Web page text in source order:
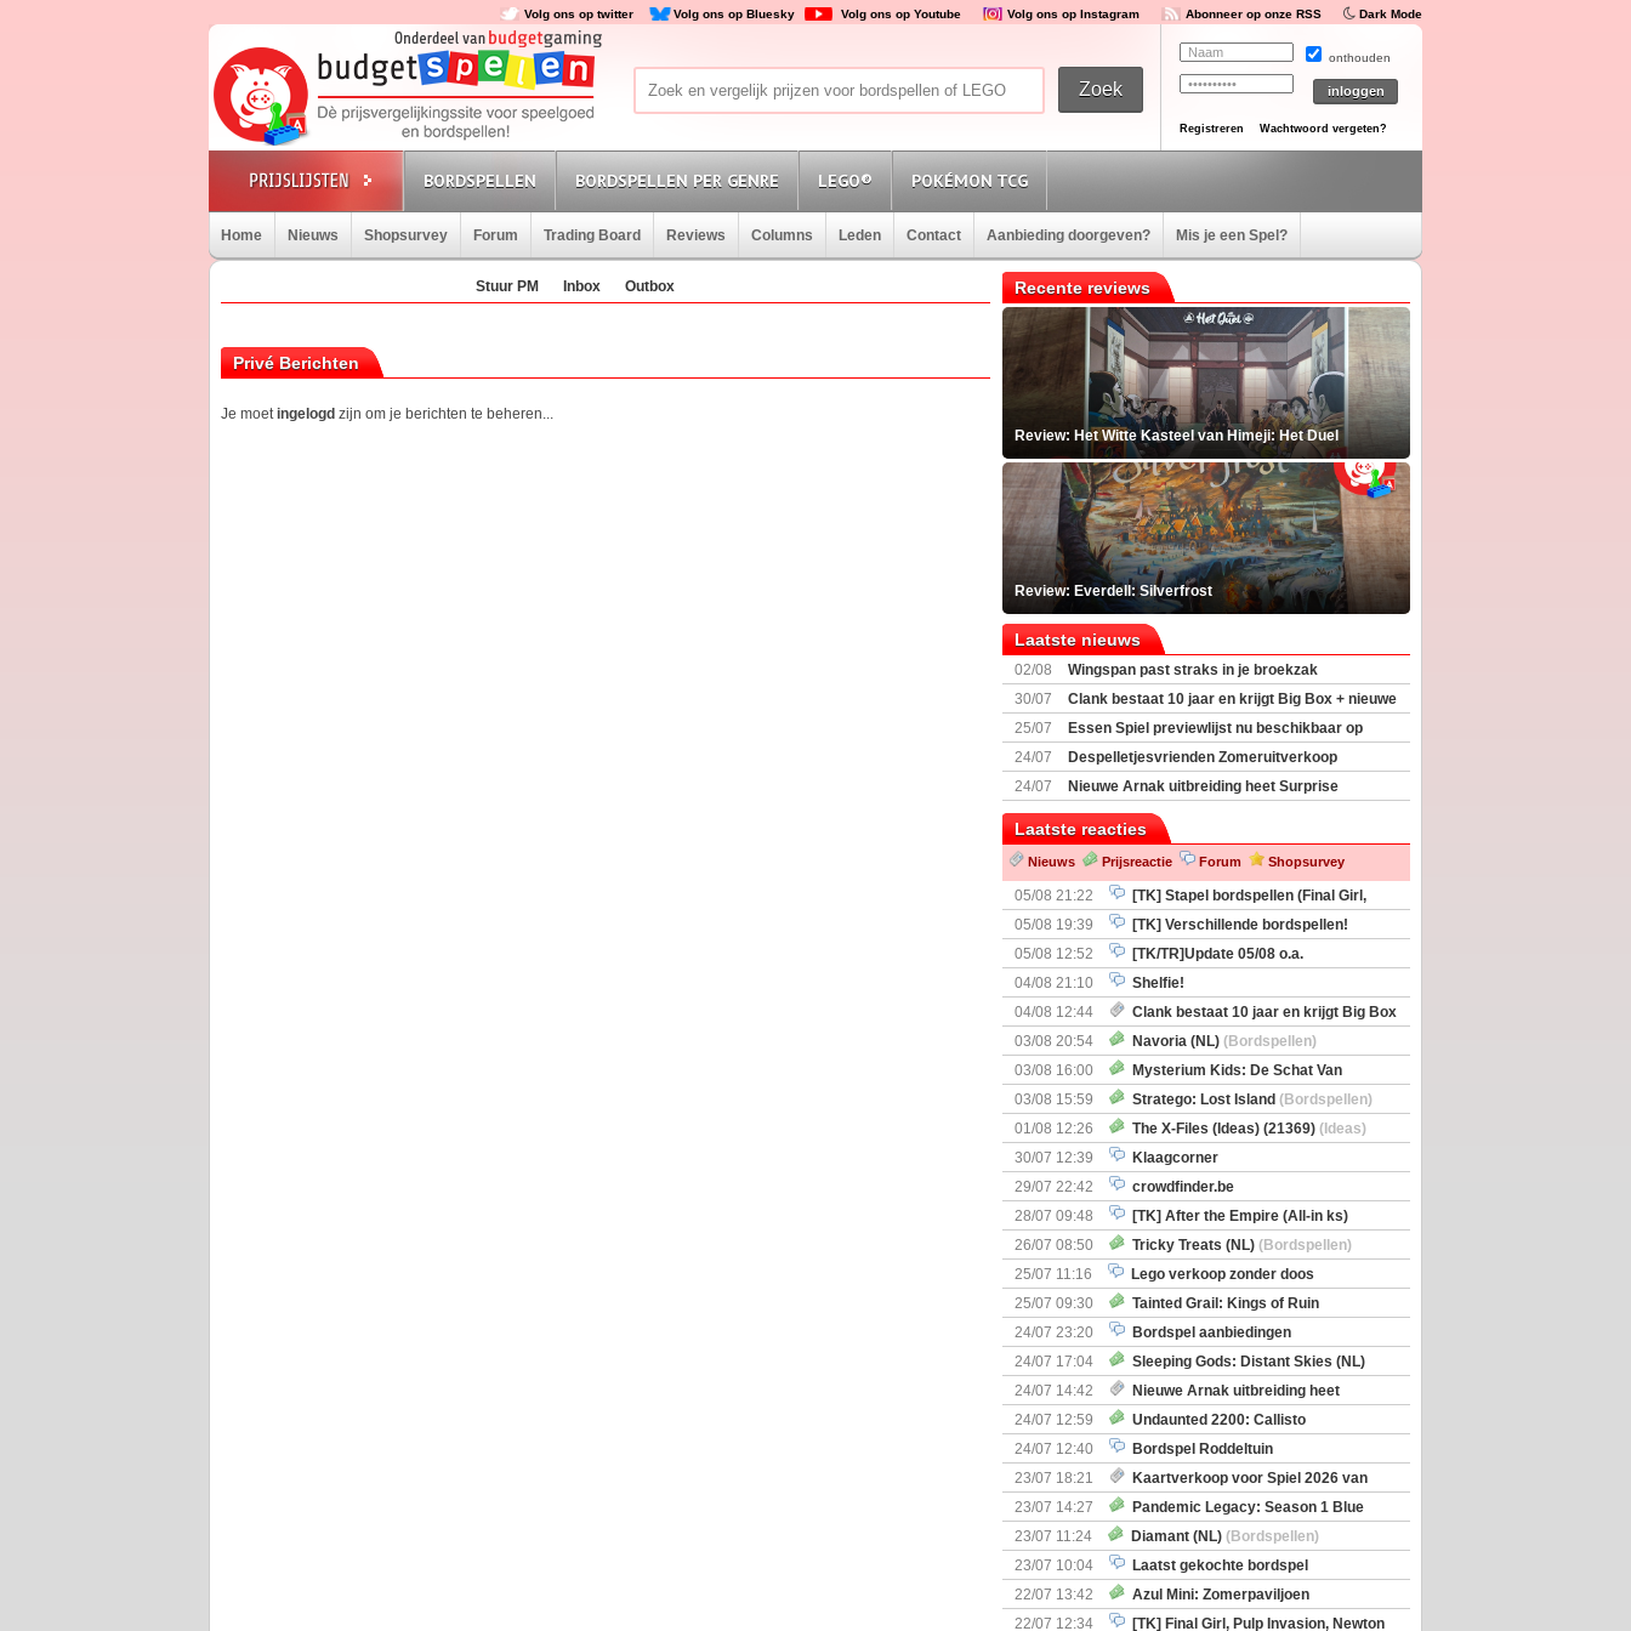
Volg ons op twitter Volg ons op Bluesky Volg ons op Youtube Volg ons op Instagram Abonneer op onze RSS Dark Mode
onthouden
Registreren Wachtwoord vergeten?
BORDSPELLEN BORDSPELLEN PER GENRE LEGO® POKÉMON TCG
Home Nieuws Shopsurvey Forum Trading Board Reviews Columns Leden Contact Aanbieding doorgeven? Mis je een Spel?
Stuur PM Inbox Outbox
Privé Berichten
Je moetingelogd zijn om je berichten te beheren...
Recente reviews
Review: Het Witte Kasteel van Himeji: Het Duel
Review: Everdell: Silverfrost
Laatste nieuws
02/08
Wingspan past straks in je broekzak
30/07
Clank bestaat 10 jaar en krijgt Big Box + nieuwe
uitbreiding
25/07
Essen Spiel previewlijst nu beschikbaar op
Boardgamegeek
24/07
Despelletjesvrienden Zomeruitverkoop
weekend van start
24/07
Nieuwe Arnak uitbreiding heet Surprise
Laatste reacties
Nieuws Prijsreactie Forum Shopsurvey
05/08 21:22
[TK] Stapel bordspellen (Final Girl,
Nemesis Retaliation, Zombicide Invader)
05/08 19:39
[TK] Verschillende bordspellen!
05/08 12:52
[TK/TR]Update 05/08 o.a.
Prijsverlagingen, Imperium Horizons, 20 Strong
04/08 21:10
Shelfie!
04/08 12:44
Clank bestaat 10 jaar en krijgt Big Box
+ nieuwe uitbreiding
03/08 20:54 Navoria (NL) (Bordspellen)
03/08 16:00
Mysterium Kids: De Schat Van
Kapitein Boe
(Bordspellen)
03/08 15:59 Stratego: Lost Island (Bordspellen)
01/08 12:26
The X-Files (Ideas) (21369) (Ideas)
30/07 12:39
Klaagcorner
29/07 22:42
crowdfinder.be
28/07 09:48
[TK] After the Empire (All-in ks)
26/07 08:50
Tricky Treats (NL) (Bordspellen)
25/07 11:16
Lego verkoop zonder doos
25/07 09:30
Tainted Grail: Kings of Ruin
Uitbreiding: Wyrd Encounters(Bordspellen)
24/07 23:20
Bordspel aanbiedingen
24/07 17:04
Sleeping Gods: Distant Skies (NL)
(Bordspellen)
24/07 14:42
Nieuwe Arnak uitbreiding heet
Surprise Shipments
24/07 12:59
Undaunted 2200: Callisto
(Bordspellen)
24/07 12:40
Bordspel Roddeltuin
23/07 18:21
Kaartverkoop voor Spiel 2026 van
start
23/07 14:27
Pandemic Legacy: Season 1 Blue
(Bordspellen)
23/07 11:24 Diamant (NL) (Bordspellen)
23/07 10:04
Laatst gekochte bordspel
22/07 13:42
Azul Mini: Zomerpaviljoen
(Bordspellen)
22/07 12:34 [TK] Final Girl, Pulp Invasion, Newton